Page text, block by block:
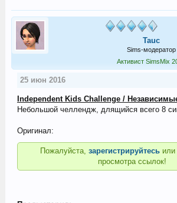
Tauc
Sims-модератор
Активист SimsMix
25 июн 2016
Independent Kids Challenge /
Небольшой челлендж, длящийся всего 8
Оригинал:
Пожалуйста, зарегистрируйтесьили
просмотра ссылок!